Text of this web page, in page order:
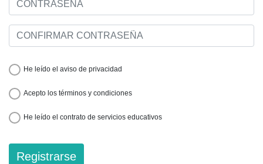
He leído el aviso de privacidad
Acepto los términos y condiciones
He leído el contrato de servicios educativos
Registrarse